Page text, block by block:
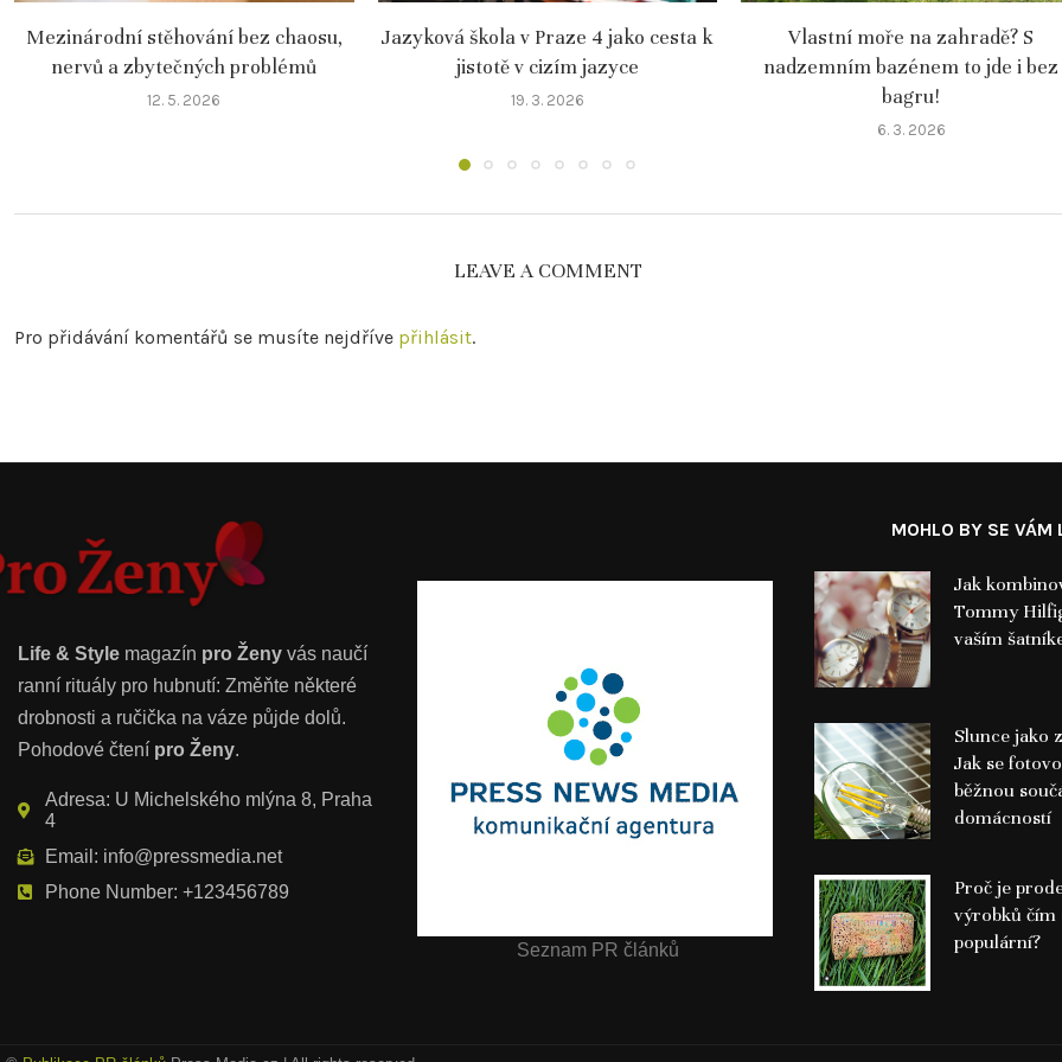
Mezinárodní stěhování bez chaosu,
nervů a zbytečných problémů
12. 5. 2026
Jazyková škola v Praze 4 jako cesta k
jistotě v cizím jazyce
19. 3. 2026
Vlastní moře na zahradě? S
nadzemním bazénem to jde i bez
bagru!
6. 3. 2026
LEAVE A COMMENT
Pro přidávání komentářů se musíte nejdříve přihlásit.
Life & Style magazín pro Ženy vás naučí
ranní rituály pro hubnutí: Změňte některé
drobnosti a ručička na váze půjde dolů.
Pohodové čtení pro Ženy.
Adresa: U Michelského mlýna 8, Praha
4
Email: info@pressmedia.net
Phone Number: +123456789
Seznam PR článků
MOHLO BY SE VÁM
Jak
Tommy
vaším
Slunce jako
Jak se
běžnou
domácností
Proč je
výrobků čím
populární?